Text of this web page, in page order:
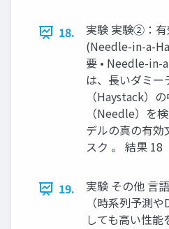
18.
実験 実験②：
(Needle-in-a-
要 • Needle-in-
は、長いダミー
（Haystack）
（Needle）を
デルの真の有効
スク 。 結果 18
19.
実験 その他 言
（時系列予測
しても高い性能